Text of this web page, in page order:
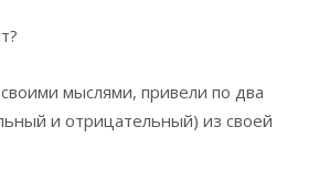
мыслями, привели по два
и отрицательный) из своей